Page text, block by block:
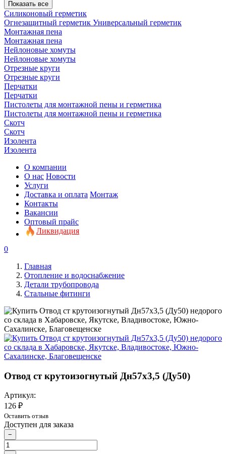
Показать все
Силиконовый герметик
Огнезащитный герметик Универсальный герметик
Монтажная пена
Монтажная пена
Нейлоновые хомуты
Нейлоновые хомуты
Отрезные круги
Отрезные круги
Перчатки
Перчатки
Пистолеты для монтажной пены и герметика
Пистолеты для монтажной пены и герметика
Скотч
Скотч
Изолента
Изолента
О компании
О нас Новости
Услуги
Доставка и оплата Монтаж
Контакты
Вакансии
Оптовый прайс
Ликвидация
0
Главная
Отопление и водоснабжение
Детали трубопровода
Стальные фитинги
Отвод ст крутоизогнутый Дн57х3,5 (Ду50)
Артикул:
126 ₽
Оставить отзыв
Доступен для заказа
−